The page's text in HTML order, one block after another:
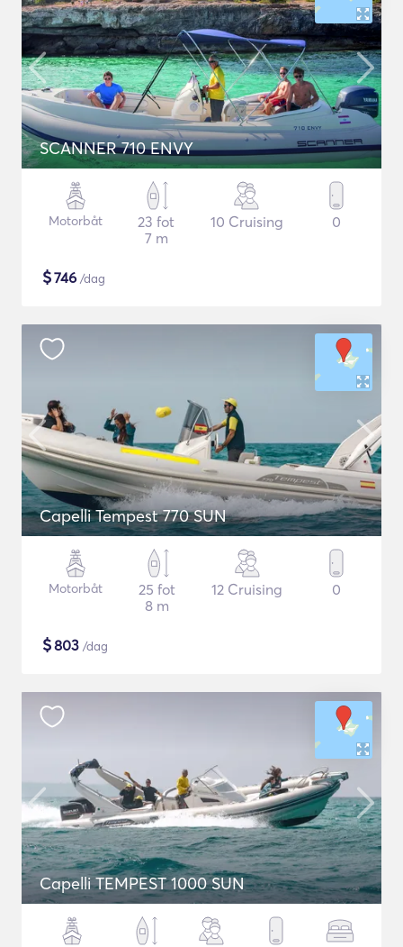
SCANNER 710 ENVY
Motorbåt
23 fot
7 m
10 Cruising 0
$746 /dag
Capelli Tempest 770 SUN
Motorbåt
25 fot
8 m
12 Cruising 0
$803 /dag
Capelli TEMPEST 1000 SUN